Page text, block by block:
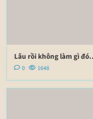
Lâu rồi không làm gì
0 1648